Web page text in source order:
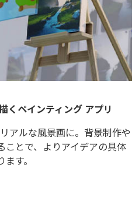
くペインティング アプリ
アルな風景画に。背景制作や
ことで、よりアイデアの具体
す。